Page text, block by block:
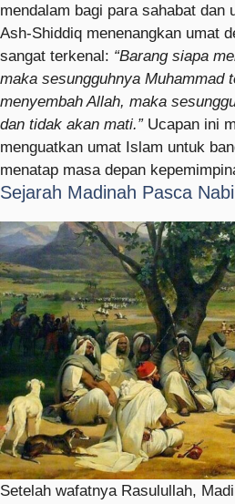
mendalam bagi para sahabat dan
Ash-Shiddiq menenangkan umat
sangat terkenal: “Barang siapa
maka sesungguhnya Muhammad
menyembah Allah, maka
dan tidak akan mati.”Ucapan ini
menguatkan umat Islam untuk
menatap masa depan
Sejarah Madinah Pasca
Setelah wafatnya Rasulullah,